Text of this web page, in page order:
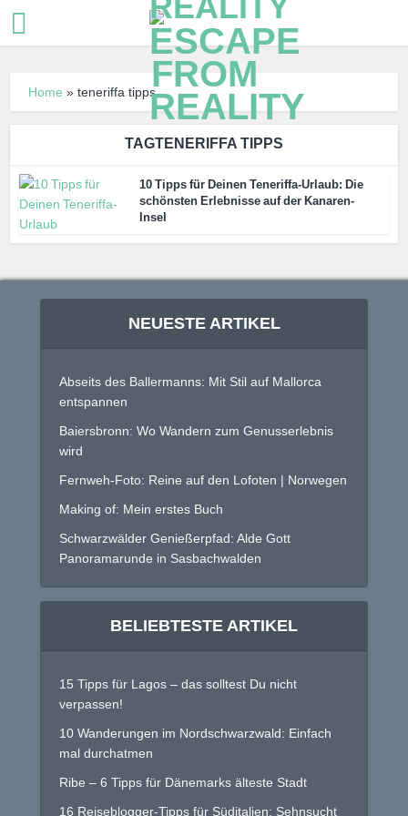
Home »teneriffa tipps
TAGTENERIFFA TIPPS
10 Tipps für Deinen Teneriffa-Urlaub: Die
schönsten Erlebnisse auf der Kanaren-
Insel
NEUESTE ARTIKEL
Abseits des Ballermanns: Mit Stil auf Mallorca
entspannen
Baiersbronn: Wo Wandern zum Genusserlebnis
wird
Fernweh-Foto: Reine auf den Lofoten | Norwegen
Making of: Mein erstes Buch
Schwarzwälder Genießerpfad: Alde Gott
Panoramarunde in Sasbachwalden
BELIEBTESTE ARTIKEL
15 Tipps für Lagos – das solltest Du nicht
verpassen!
10 Wanderungen im Nordschwarzwald: Einfach
mal durchatmen
Ribe – 6 Tipps für Dänemarks älteste Stadt
16 Reiseblogger-Tipps für Süditalien: Sehnsucht